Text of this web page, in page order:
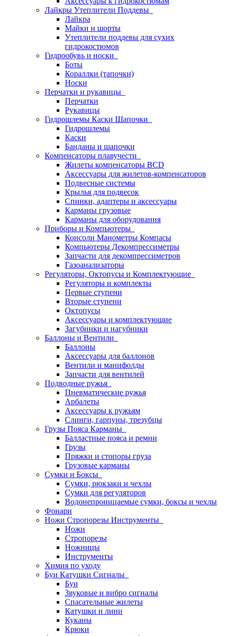
Лайкры Утеплители Поддевы
Лайкра
Майки и шорты
Утеплители поддевы для сухих
гидрокостюмов
Гидрообувь и носки
Боты
Кораллки (тапочки)
Носки
Перчатки и рукавицы
Перчатки
Рукавицы
Гидрошлемы Каски Шапочки
Гидрошлемы
Каски
Банданы и шапочки
Компенсаторы плавучести
Жилеты компенсаторы BCD
Аксессуары для жилетов-компенсаторов
Подвесные системы
Крылья для подвесок
Спинки, адаптеры и аксессуары
Карманы грузовые
Карманы для оборудования
Приборы и Компьютеры
Консоли Манометры Компасы
Компьютеры Декомпрессиметры
Запчасти для декомпрессиметров
Газоанализаторы
Регуляторы, Октопусы и Комплектующие
Регуляторы и комплекты
Первые ступени
Вторые ступени
Октопусы
Аксессуары и комплектующие
Загубники и нагубники
Баллоны и Вентили
Баллоны
Аксессуары для баллонов
Вентили и манифолды
Запчасти для вентилей
Подводные ружья
Пневматические ружья
Арбалеты
Аксессуары к ружьям
Слинги, гарпуны, трезубцы
Грузы Пояса Карманы
Балластные пояса и ремни
Грузы
Пряжки и стопоры груза
Грузовые карманы
Сумки и Боксы
Сумки, рюкзаки и чехлы
Сумки для регуляторов
Водонепроницаемые сумки, боксы и чехлы
Фонари
Ножи Стропорезы Инструменты
Ножи
Стропорезы
Ножницы
Инструменты
Химия по уходу
Буи Катушки Сигналы
Буи
Звуковые и вибро сигналы
Спасательные жилеты
Катушки и лини
Куканы
Крюки